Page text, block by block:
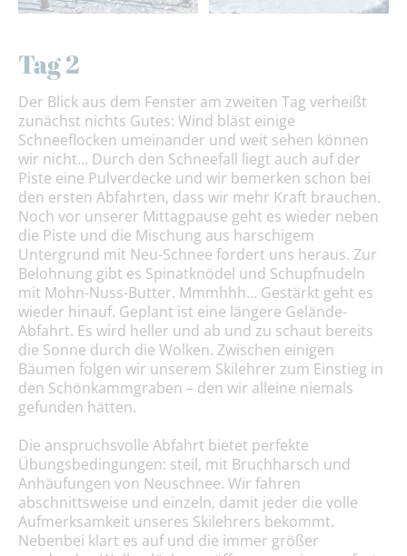
Tag 2
Der Blick aus dem Fenster am zweiten Tag verheißt
zunächst nichts Gutes: Wind bläst einige
Schneeflocken umeinander und weit sehen können
wir nicht… Durch den Schneefall liegt auch auf der
Piste eine Pulverdecke und wir bemerken schon bei
den ersten Abfahrten, dass wir mehr Kraft brauchen.
Noch vor unserer Mittagpause geht es wieder neben
die Piste und die Mischung aus harschigem
Untergrund mit Neu-Schnee fordert uns heraus. Zur
Belohnung gibt es Spinatknödel und Schupfnudeln
mit Mohn-Nuss-Butter. Mmmhhh… Gestärkt geht es
wieder hinauf. Geplant ist eine längere Gelände-
Abfahrt. Es wird heller und ab und zu schaut bereits
die Sonne durch die Wolken. Zwischen einigen
Bäumen folgen wir unserem Skilehrer zum Einstieg in
den Schönkammgraben – den wir alleine niemals
gefunden hätten.
Die anspruchsvolle Abfahrt bietet perfekte
Übungsbedingungen: steil, mit Bruchharsch und
Anhäufungen von Neuschnee. Wir fahren
abschnittsweise und einzeln, damit jeder die volle
Aufmerksamkeit unseres Skilehrers bekommt.
Nebenbei klart es auf und die immer größer